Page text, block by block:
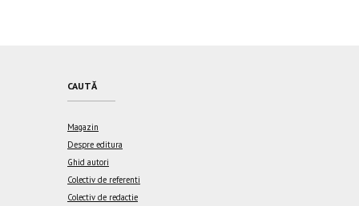
CAUTĂ
Magazin
Despre editura
Ghid autori
Colectiv de referenti
Colectiv de redactie